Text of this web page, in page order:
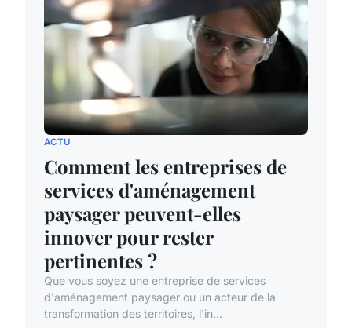
ACTU
Comment les entreprises de
services d'aménagement
paysager peuvent-elles
innover pour rester
pertinentes ?
Que vous soyez une entreprise de services
d'aménagement paysager ou un acteur de la
transformation des territoires, l'in...